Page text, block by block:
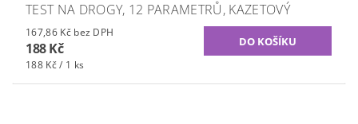
TEST NA DROGY, 12 PARAMETRŮ, KAZETOVÝ
167,86 Kč bez DPH
188 Kč
188 Kč / 1 ks